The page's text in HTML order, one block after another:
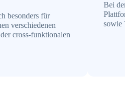
besonders für
verschiedenen
cross-funktionalen
Bei
sowie